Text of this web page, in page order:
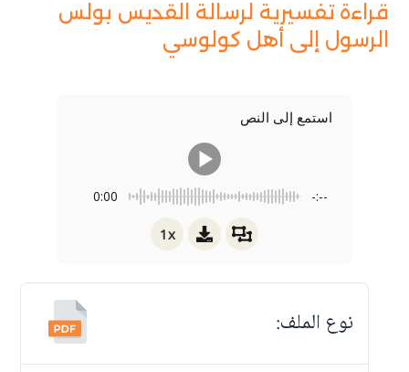
قراءة تفسيرية لرسالة القديس بولس
الرسول إلى أهل كولوسي
استمع إلى النص
0:00 -:--
1x
نوع الملف: